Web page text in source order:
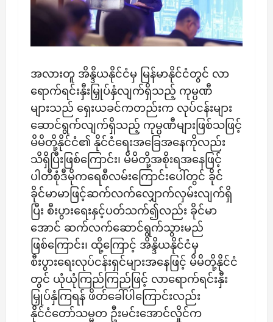
အလားတူ အိန္ဒိယနိုင်ငံမှ မြန်မာနိုင်ငံတွင် လာ
ရောက်ရင်းနှီးမြှုပ်နှံလျက်ရှိသည့် ကုမ္ပဏီ
များသည် ရှေးယခင်ကတည်းက လုပ်ငန်းများ
ဆောင်ရွက်လျက်ရှိသည့် ကုမ္ပဏီများဖြစ်သဖြင့်
မိမိတို့နိုင်ငံ၏ နိုင်ငံရေးအခြေအနေကိုလည်း
သိရှိပြီးဖြစ်ကြောင်း၊ မိမိတို့အစိုးရအနေဖြင့်
ပါတီစုံဒီမိုကရေစီလမ်းကြောင်းပေါ်တွင် ခိုင်
ခိုင်မာမာဖြင့်ဆက်လက်လျှောက်လှမ်းလျက်ရှိ
ပြီး စီးပွားရေးနှင့်ပတ်သက်၍လည်း ခိုင်မာ
အောင် ဆက်လက်ဆောင်ရွက်သွားမည်
ဖြစ်ကြောင်း၊ ထို့ကြောင့် အိန္ဒိယနိုင်ငံမှ
စီးပွားရေးလုပ်ငန်းရှင်များအနေဖြင့် မိမိတို့နိုင်ငံ
တွင် ယုံယုံကြည်ကြည်ဖြင့် လာရောက်ရင်းနှီး
မြှုပ်နှံကြရန် ဖိတ်ခေါ်ပါကြောင်းလည်း
နိုင်ငံတော်သမ္မတ ဦးမင်းအောင်လှိုင်က